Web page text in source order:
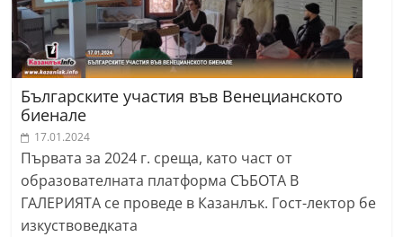
Българските участия във Венецианското
биенале
17.01.2024
Първата за 2024 г. среща, като част от
образователната платформа СЪБОТА В
ГАЛЕРИЯТА се проведе в Казанлък. Гост-лектор бе
изкуствоведката